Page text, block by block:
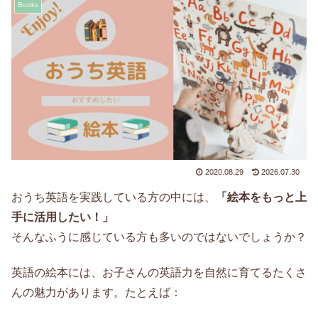
Books
2020.08.29 2026.07.30
おうち英語を実践している方の中には、
「絵本をもっと上
手に活用したい！」
そんなふうに感じている方も多いのではないでしょうか？
英語の絵本には、お子さんの英語力を自然に育てるたくさ
んの魅力があります。たとえば：